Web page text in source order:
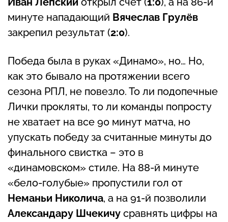
минуте нападающий Вячеслав Грулёв
закрепил результат (2:0).
Победа была в руках «Динамо», но… Но,
как это бывало на протяжении всего
сезона РПЛ, не повезло. То ли подопечные
Лички прокляты, то ли команды попросту
не хватает на все 90 минут матча, но
упускать победу за считанные минуты до
финального свистка – это в
«динамовском» стиле. На 88-й минуте
«бело-голубые» пропустили гол от
Неманьи Николича, а на 91-й позволили
Александару Шчекичу сравнять цифры на